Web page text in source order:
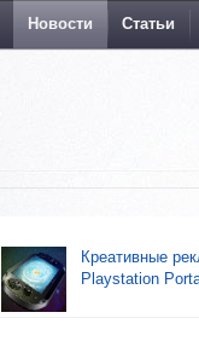
Новости Статьи
Креативные
Playstation